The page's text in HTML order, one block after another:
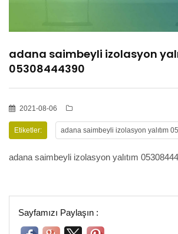
OSMANİYE
GALERİLER
adana saimbeyli izolasyon
05308444390
2021-08-06
Etiketler: adana saimbeyli izolasyon yalıtım
adana saimbeyli izolasyon yalıtım
Sayfamızı Paylaşın :